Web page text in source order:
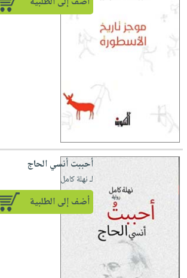
أحببت أنسي الحاج
لـ نهلة كامل
أضف إلى الطلبية